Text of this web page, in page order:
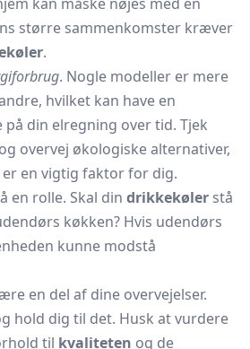
større sammenkomster kræver
.
. Nogle modeller er mere
hvilket kan have en
din elregning over tid. Tjek
overvej økologiske alternativer,
en vigtig faktor for dig.
en rolle. Skal din drikkekøler stå
køkken? Hvis udendørs
kunne modstå
en del af dine overvejelser.
hold dig til det. Husk at vurdere
til kvaliteten og de